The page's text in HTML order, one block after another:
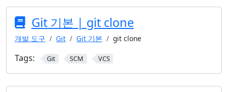
Git 기본 | git clone
개발 도구 Git Git 기본 git clone
Tags: Git SCM VCS